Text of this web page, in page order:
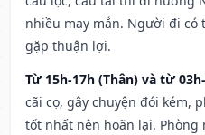
nhiều may mắn. Người đi có
gặp thuận lợi.
Từ 15h-17h (Thân) và từ
cãi cọ, gây chuyện đói kém,
tốt nhất nên hoãn lại.